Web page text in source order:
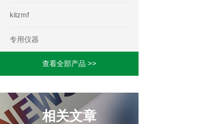
kitzmf
专用仪器
查看全部产品 >>
相关文章